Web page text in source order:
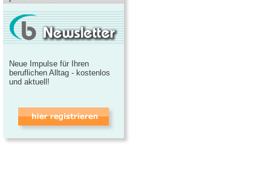
Neue Impulse für Ihren
beruflichen Alltag - kostenlos
und aktuell!